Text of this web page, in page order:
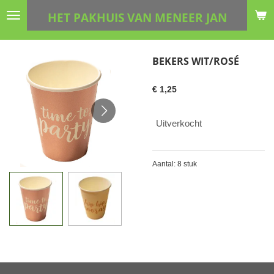
Ga
hoofdinhoud
HET PAKHUIS VAN MENEER JAN
BEKERS WIT/ROSÉ
€ 1,25
Uitverkocht
Aantal: 8 stuk